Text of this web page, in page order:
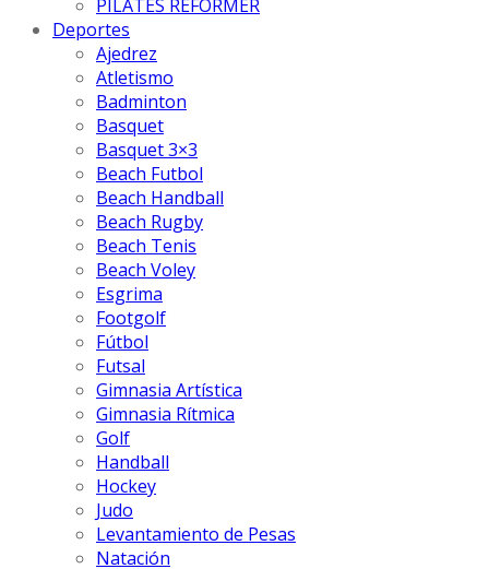
PILATES REFORMER
Deportes
Ajedrez
Atletismo
Badminton
Basquet
Basquet 3×3
Beach Futbol
Beach Handball
Beach Rugby
Beach Tenis
Beach Voley
Esgrima
Footgolf
Fútbol
Futsal
Gimnasia Artística
Gimnasia Rítmica
Golf
Handball
Hockey
Judo
Levantamiento de Pesas
Natación